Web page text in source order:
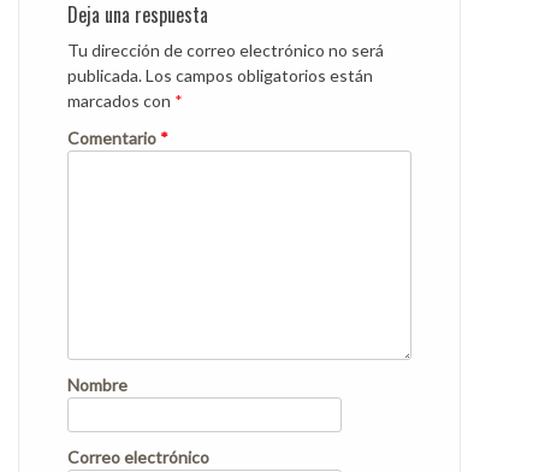
Deja una respuesta
Tu dirección de correo electrónico no será
publicada.Los campos obligatorios están
marcados con *
Comentario *
Nombre
Correo electrónico